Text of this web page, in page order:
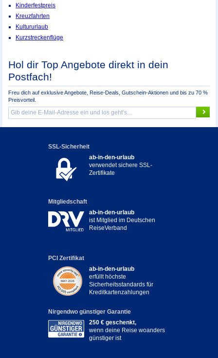
Kinderfestpreis
Kreuzfahrten
Kultururlaub
Kurzstreckenflüge
Hol dir Top Angebote direkt in dein
Postfach!
Freu dich auf exklusive Angebote, Reise-Deals, Gutschein-Aktionen und bis zu 70 %
Preisvorteil.
SSL-Sicherheit
ab-in-den-urlaub
verwendet sichere SSL-
Zertifikate
Mitgliedschaft
ab-in-den-urlaub
ist Mitglied im Deutschen
ReiseVerband
PCI Zertifikat
ab-in-den-urlaub
erfüllt höchste
Sicherheitsstandards für
Kreditkartenzahlungen
Nirgendwo günstiger Garantie
250 € geschenkt,
wenn deine Reise woanders
günstiger ist